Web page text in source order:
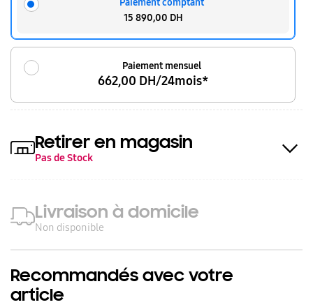
Paiement comptant
15 890,00 DH
Paiement mensuel
662,00 DH/24mois*
Retirer en magasin
Pas de Stock
Livraison à domicile
Non disponible
Recommandés avec votre
article